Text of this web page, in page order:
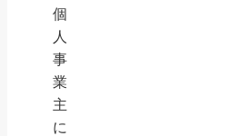
個
人
事
業
主
に